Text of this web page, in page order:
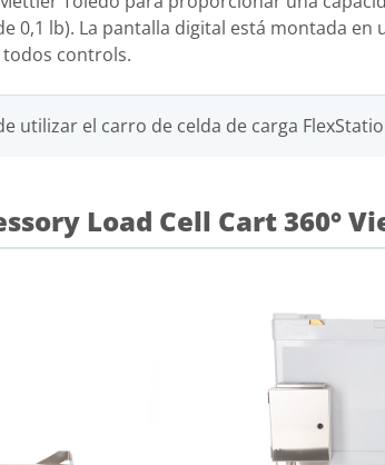
0,1 lb). La pantalla digital está montada en
controls.
utilizar el carro de celda de carga
Load Cell Cart 360°